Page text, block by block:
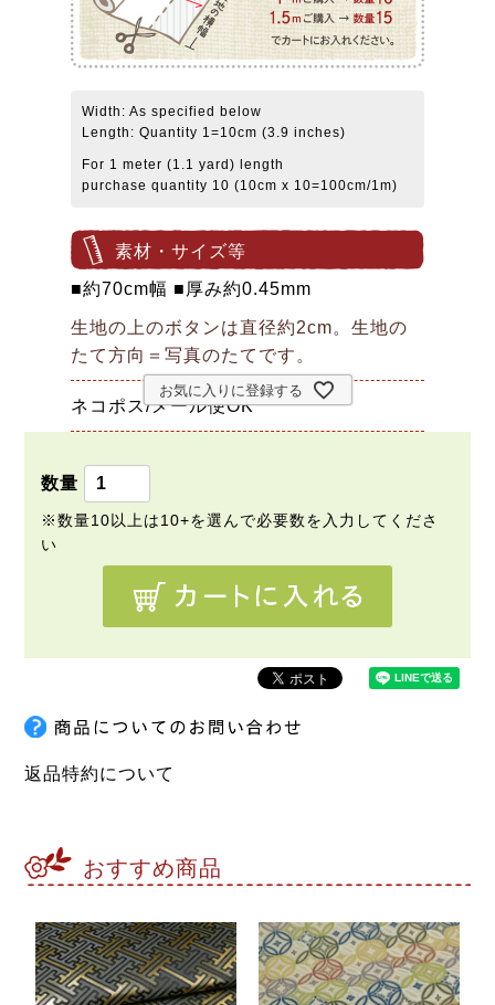
Width: As specified below
Length: Quantity 1=10cm (3.9 inches)
For 1 meter (1.1 yard) length
purchase quantity 10 (10cm x 10=100cm/1m)
素材・サイズ等
■約70cm幅 ■厚み約0.45mm
生地の上のボタンは直径約2cm。生地の
たて方向＝写真のたてです。
ネコポス/メール便OK
お気に入りに登録する
返品特約について
おすすめ商品